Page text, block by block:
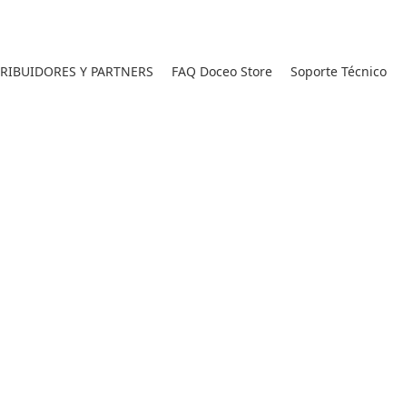
Y PARTNERS FAQ Doceo Store Soporte Técnico